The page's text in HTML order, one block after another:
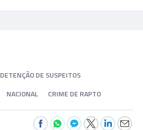
DETENÇÃO DE SUSPEITOS
NACIONAL CRIME DE RAPTO